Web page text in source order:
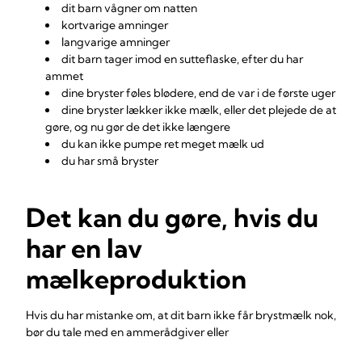
dit barn vågner om natten
kortvarige amninger
langvarige amninger
dit barn tager imod en sutteflaske, efter du har
ammet
dine bryster føles blødere, end de var i de første uger
dine bryster lækker ikke mælk, eller det plejede de at
gøre, og nu gør de det ikke længere
du kan ikke pumpe ret meget mælk ud
du har små bryster
Det kan du gøre, hvis du
har en lav
mælkeproduktion
Hvis du har mistanke om, at dit barn ikke får brystmælk nok,
bør du tale med en ammerådgiver eller